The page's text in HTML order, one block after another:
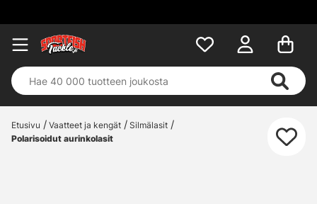
Etusivu Vaatteet ja kengät
Silmälasit
Polarisoidut aurinkolasit